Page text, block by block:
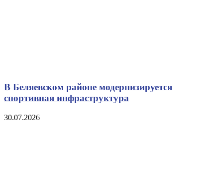
В Беляевском районе модернизируется
спортивная инфраструктура
30.07.2026